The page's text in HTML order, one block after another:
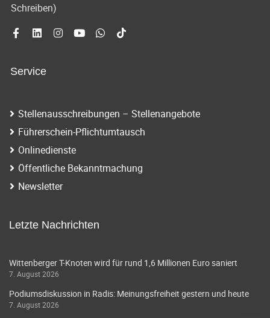
Schreiben)
Service
Stellenausschreibungen – Stellenangebote
Führerschein-Pflichtumtausch
Onlinedienste
Öffentliche Bekanntmachung
Newsletter
Letzte Nachrichten
Wittenberger T-Knoten wird für rund 1,6 Millionen Euro saniert
7. August 2026
Podiumsdiskussion in Radis: Meinungsfreiheit gestern und heute
7. August 2026